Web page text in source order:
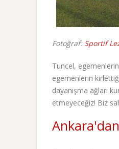
Fotoğraf: Sportif
Tuncel,
egemenlerin
dayanışma ağları
etmeyeceğiz! Biz